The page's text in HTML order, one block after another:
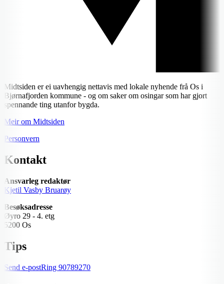
Midtsiden er ei uavhengig nettavis med lokale nyhende frå Os i
Bjørnafjorden kommune - og om saker om osingar som har gjort
spennande ting utanfor bygda.
Meir om Midtsiden
Personvern
Kontakt
Ansvarleg redaktør
Kjetil Vasby Bruarøy
Besøksadresse
Øyro 29 - 4. etg
5200 Os
Tips
Send e-postRing 90789270